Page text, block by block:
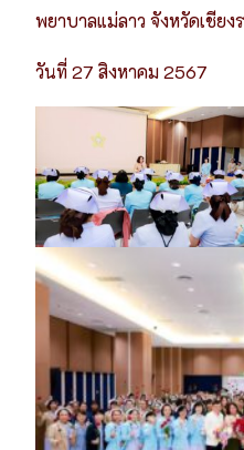
พยาบาลแม่ลาว จังหวัดเชียง
วันที่ 27 สิงหาคม 2567